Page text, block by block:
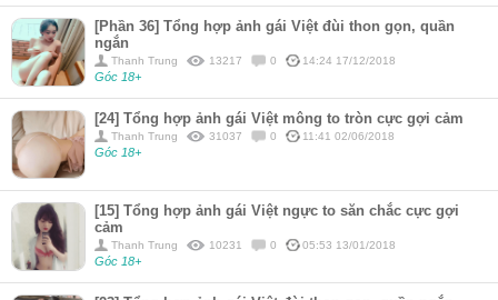
[Phần 36] Tổng hợp ảnh gái Việt đùi thon gọn, quần
ngắn
Thanh Trung 13217 0 14:24 17/12/2018
Góc 18+
[24] Tổng hợp ảnh gái Việt mông to tròn cực gợi cảm
Thanh Trung 31037 0 11:41 02/06/2018
Góc 18+
[15] Tổng hợp ảnh gái Việt ngực to săn chắc cực gợi
cảm
Thanh Trung 10231 0 05:53 13/01/2018
Góc 18+